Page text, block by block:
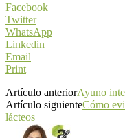
Facebook
Twitter
WhatsApp
Linkedin
Email
Print
Artículo anteriorAyuno
Artículo siguienteCómo
lácteos